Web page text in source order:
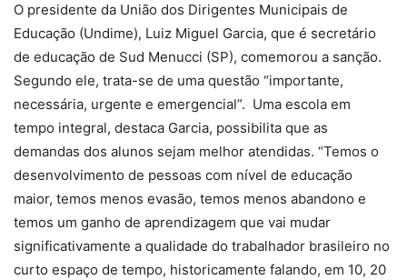
O presidente da União dos Dirigentes Municipais de
Educação (Undime), Luiz Miguel Garcia, que é secretário
de educação de Sud Menucci (SP), comemorou a sanção.
Segundo ele, trata-se de uma questão “importante,
necessária, urgente e emergencial”. Uma escola em
tempo integral, destaca Garcia, possibilita que as
demandas dos alunos sejam melhor atendidas. “Temos o
desenvolvimento de pessoas com nível de educação
maior, temos menos evasão, temos menos abandono e
temos um ganho de aprendizagem que vai mudar
significativamente a qualidade do trabalhador brasileiro no
curto espaço de tempo, historicamente falando, em 10, 20